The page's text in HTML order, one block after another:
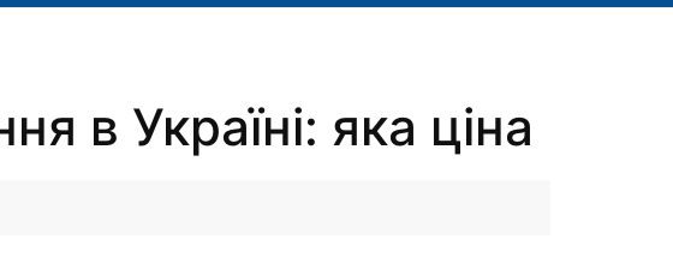
в Україні: яка ціна